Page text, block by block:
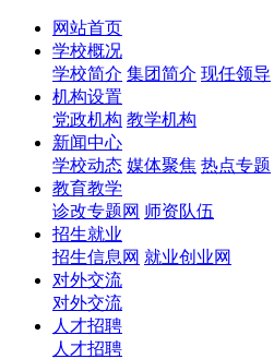
网站首页
学校概况
学校简介 集团简介 现任领导
机构设置
党政机构 教学机构
新闻中心
学校动态 媒体聚焦 热点专题
教育教学
诊改专题网 师资队伍
招生就业
招生信息网 就业创业网
对外交流
对外交流
人才招聘
人才招聘